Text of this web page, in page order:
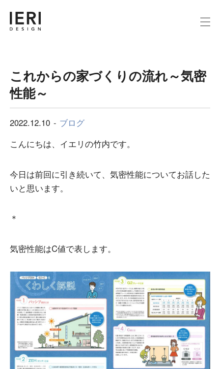
これからの家づくりの流れ～気密
性能～
2022.12.10
ブログ
こんにちは、イエリの竹内です。
今日は前回に引き続いて、気密性能についてお話した
いと思います。
＊
気密性能はC値で表します。